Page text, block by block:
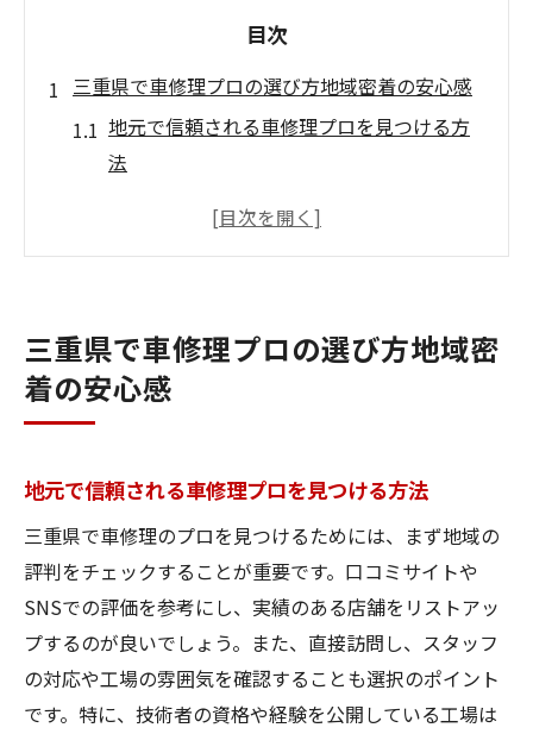
目次
三重県で車修理プロの選び方地域密着の安心感
地元で信頼される車修理プロを見つける方
法
地域密着の工場が提供するサービスの魅力
三重県で選ばれる車修理プロの特徴
プロの技術で安心車修理三重県の信頼できる工
プロが提供する高品質な修理技術
信頼できる工場の選び方とは？
三重県で安心の車修理を受けるポイント
高い技術力を持つ工場の見極め方
三重県で安心の車修理を選ぶ理由
プロフェッショナルな技術がもたらす安心
感
三重県で車修理プロの選び方地域密
着の安心感
地元で信頼される車修理プロを見つける方法
三重県で車修理のプロを見つけるためには、まず地域の
評判をチェックすることが重要です。口コミサイトや
SNSでの評価を参考にし、実績のある店舗をリストアッ
プするのが良いでしょう。また、直接訪問し、スタッフ
の対応や工場の雰囲気を確認することも選択のポイント
です。特に、技術者の資格や経験を公開している工場は